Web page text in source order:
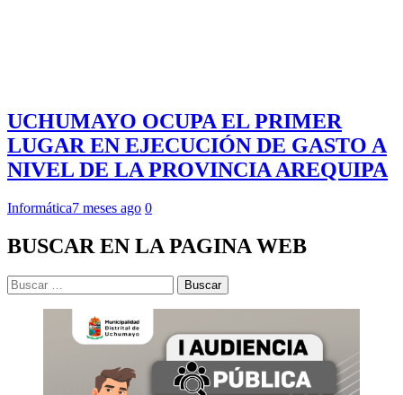
UCHUMAYO OCUPA EL PRIMER
LUGAR EN EJECUCIÓN DE GASTO A
NIVEL DE LA PROVINCIA AREQUIPA
Informática7 meses ago 0
BUSCAR EN LA PAGINA WEB
Buscar: